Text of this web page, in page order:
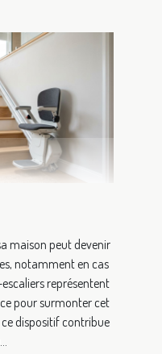
maison peut devenir
notamment en cas
représentent
pour surmonter cet
dispositif contribue